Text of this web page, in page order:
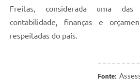
Freitas, considerada uma das
contabilidade, finanças e
respeitadas do país.
Fonte: